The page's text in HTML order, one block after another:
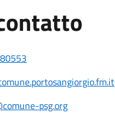
psg.org